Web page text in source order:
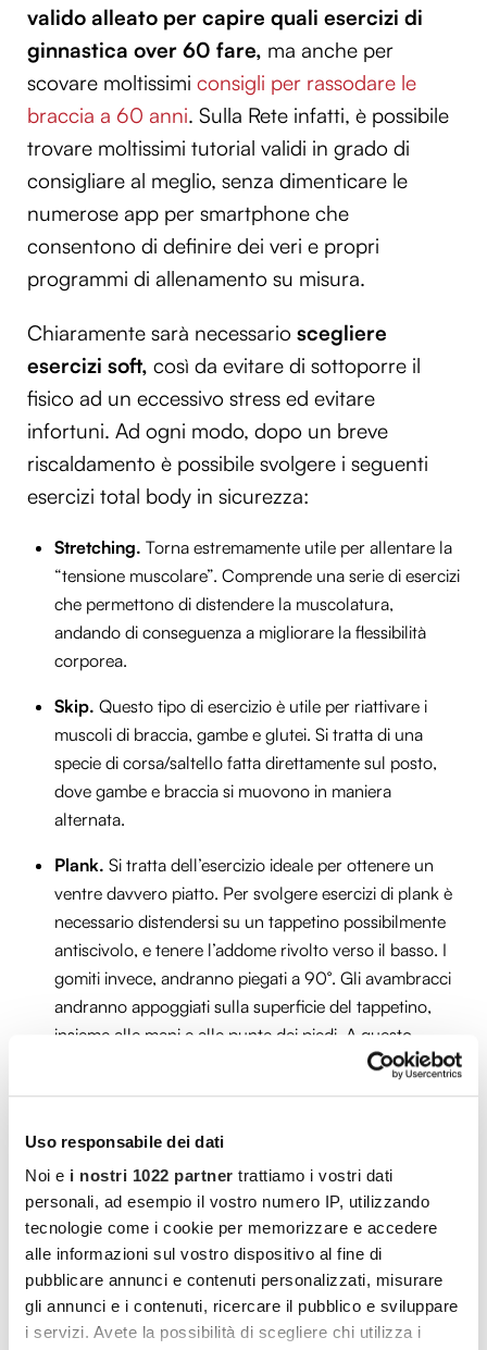
Uso responsabile dei dati
Noi e i nostri 1022 partner trattiamo i vostri dati
personali, ad esempio il vostro numero IP, utilizzando
tecnologie come i cookie per memorizzare e accedere
alle informazioni sul vostro dispositivo al fine di
pubblicare annunci e contenuti personalizzati, misurare
gli annunci e i contenuti, ricercare il pubblico e sviluppare
i servizi. Avete la possibilità di scegliere chi utilizza i
valido alleato per capire quali esercizi di
ginnastica over 60 fare, ma anche per
scovare moltissimi consigli per rassodare le
braccia a 60 anni. Sulla Rete infatti, è possibile
trovare moltissimi tutorial validi in grado di
consigliare al meglio, senza dimenticare le
numerose app per smartphone che
consentono di definire dei veri e propri
programmi di allenamento su misura.
Chiaramente sarà necessario scegliere
esercizi soft, così da evitare di sottoporre il
fisico ad un eccessivo stress ed evitare
infortuni. Ad ogni modo, dopo un breve
riscaldamento è possibile svolgere i seguenti
esercizi total body in sicurezza:
Stretching. Torna estremamente utile per allentare la
“tensione muscolare”. Comprende una serie di esercizi
che permettono di distendere la muscolatura,
andando di conseguenza a migliorare la flessibilità
corporea.
Skip. Questo tipo di esercizio è utile per riattivare i
muscoli di braccia, gambe e glutei. Si tratta di una
specie di corsa/saltello fatta direttamente sul posto,
dove gambe e braccia si muovono in maniera
alternata.
Plank. Si tratta dell’esercizio ideale per ottenere un
ventre davvero piatto. Per svolgere esercizi di plank è
necessario distendersi su un tappetino possibilmente
antiscivolo, e tenere l’addome rivolto verso il basso. I
gomiti invece, andranno piegati a 90°. Gli avambracci
andranno appoggiati sulla superficie del tappetino,
insieme alle mani e alle punte dei piedi. A questo
punto si dovrà rimanere in equilibrio nella posizione
per almeno 5 minuti.
Affondi.Si tratta di esercizi per tonificare le gambe, di
cui abbiamo fatto cenno in precedenza. Rimanendo in
piedi sarà necessario allungare una gamba in avanti.
L’altra gamba invece, dovrà essere piegata fino a
sfiorare il pavimento con il ginocchio. Importantissimo
è tenere ben fermo il busto durante l’esecuzione
dell’esercizio.